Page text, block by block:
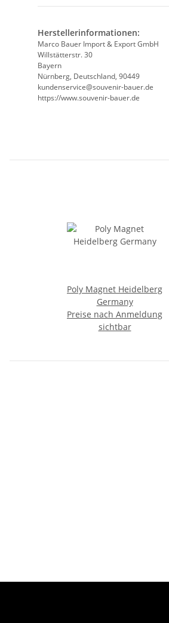
Herstellerinformationen:
Marco Bauer Import & Export GmbH
Willstätterstr. 30
Bayern
Nürnberg, Deutschland, 90449
kundenservice@souvenir-bauer.de
https://www.souvenir-bauer.de
Poly Magnet Heidelberg
Germany
Preise nach Anmeldung
sichtbar